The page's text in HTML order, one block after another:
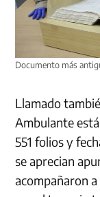
Documento más
Llamado
Ambulante
551 folios y
se aprecian
acompañaron